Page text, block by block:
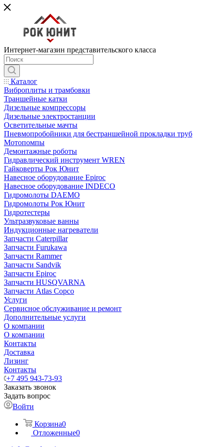
Интернет-магазин представительского класса
Каталог
Виброплиты и трамбовки
Траншейные катки
Дизельные компрессоры
Дизельные электростанции
Осветительные мачты
Пневмопробойники для бестраншейной прокладки труб
Мотопомпы
Демонтажные роботы
Гидравлический инструмент WREN
Гайковерты Рок Юнит
Навесное оборудование Epiroc
Навесное оборудование INDECO
Гидромолоты DAEMO
Гидромолоты Рок Юнит
Гидротестеры
Ультразвуковые ванны
Индукционные нагреватели
Запчасти Caterpillar
Запчасти Furukawa
Запчасти Rammer
Запчасти Sandvik
Запчасти Epiroc
Запчасти HUSQVARNA
Запчасти Atlas Copco
Услуги
Сервисное обслуживание и ремонт
Дополнительные услуги
О компании
О компании
Контакты
Доставка
Лизинг
Контакты
+7 495 943-73-93
Заказать звонок
Задать вопрос
Войти
Корзина0
Отложенные0